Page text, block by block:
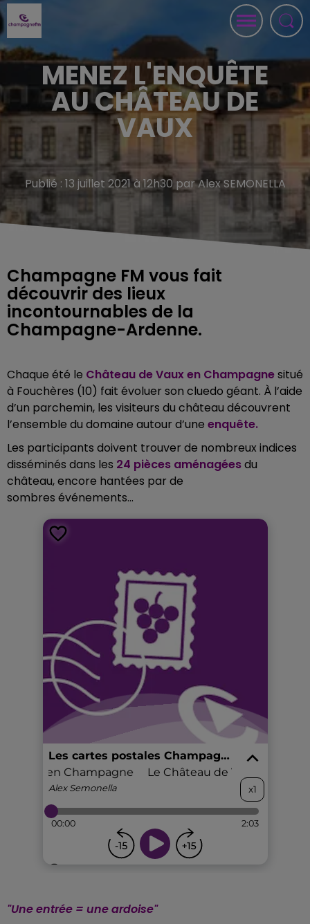
MENEZ L'ENQUÊTE
AU CHÂTEAU DE
VAUX
Publié : 13 juillet 2021 à 12h30 par Alex SEMONELLA
Champagne FM vous fait
découvrir des lieux
incontournables de la
Champagne-Ardenne.
Chaque été le Château de Vaux en Champagnesitué
à Fouchères (10) fait évoluer son cluedo géant. À l’aide
d’un parchemin, les visiteurs du château découvrent
l’ensemble du domaine autour d’une enquête.
Les participants doivent trouver de nombreux indices
disséminés dans les 24 pièces aménagéesdu
château, encore hantées par de
sombres événements...
"Une entrée = une ardoise"